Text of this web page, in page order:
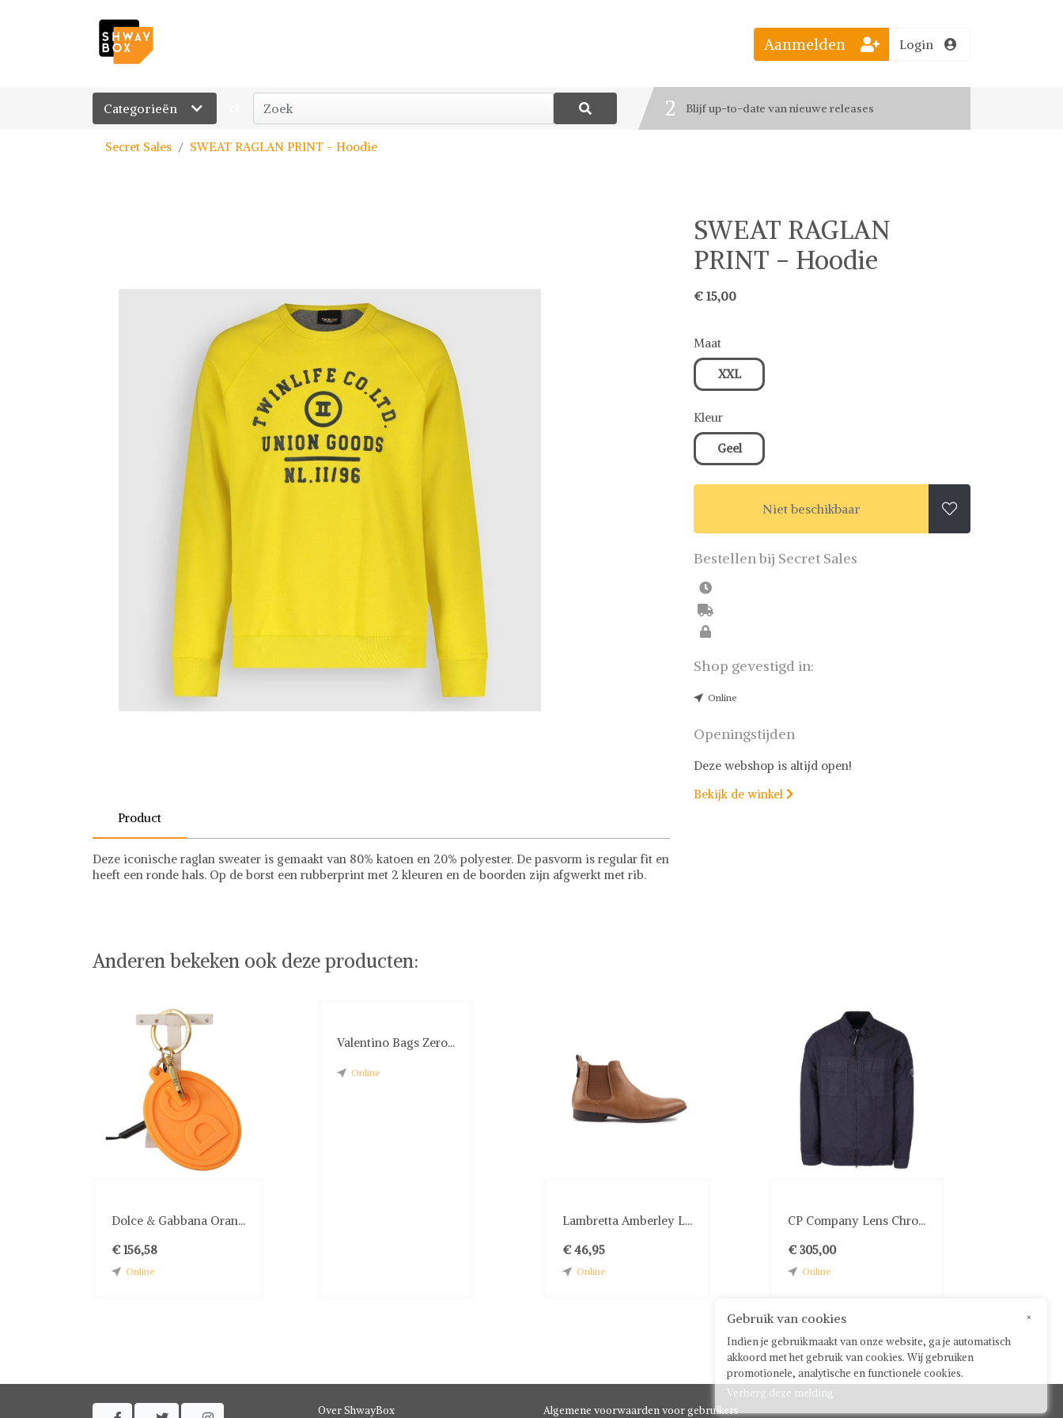
Categorieën
Bestel jouw favoriete looks
2 Blijf up-to-date van nieuwe releases
Aanmelden Login
Secret Sales SWEAT RAGLAN PRINT - Hoodie
Product
Deze iconische raglan sweater is gemaakt van 80% katoen en 20% polyester. De pasvorm is regular fit en
heeft een ronde hals. Op de borst een rubberprint met 2 kleuren en de boorden zijn afgwerkt met rib.
SWEAT RAGLAN
PRINT - Hoodie
€ 15,00
Maat
XXL
Kleur
Geel
Niet beschikbaar 
Bestellen bij Secret Sales
Shop gevestigd in:
Online
Openingstijden
Deze webshop is altijd open!
Bekijk de winkel 
Anderen bekeken ook deze producten:
Dolce & Gabbana Oran...
€ 156,58
Online
Valentino Bags Zero...
Online
Lambretta Amberley L...
€ 46,95
Online
CP Company Lens Chro...
€ 305,00
Online
Over ShwayBox Algemene voorwaarden voor gebruikers
×
Gebruik van cookies
Indien je gebruikmaakt van onze website, ga je automatisch
akkoord met het gebruik van cookies. Wij gebruiken
promotionele, analytische en functionele cookies.
Verberg deze melding